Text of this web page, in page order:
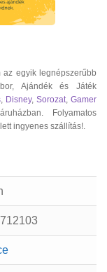
egyik legnépszerűbb
Ajándék és Játék
Disney, Sorozat Gamer
Folyamatos
ingyenes szállítás!.